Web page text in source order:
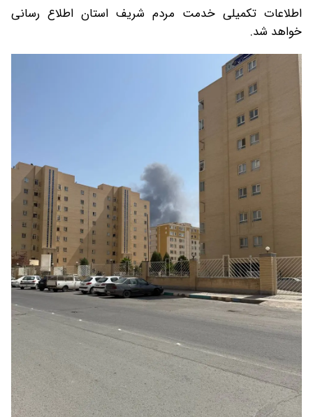
اطلاعات تکمیلی خدمت مردم شریف استان اطلاع رسانی
خواهد شد.